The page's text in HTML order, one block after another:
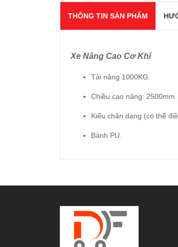
THÔNG TIN SẢN PHẨM
Xe Nâng Cao Cơ Khí
Tải nâng 1000KG.
Chiều cao nâng: 2500mm.
Kiểu chân dạng (có thể
Bánh PU.